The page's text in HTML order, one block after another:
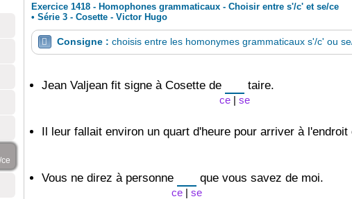
Exercice 1418 - Homophones grammaticaux - Choisir entre s'/c' et se/ce
• Série 3 - Cosette - Victor Hugo
 Consigne : choisis entre les homonymes grammaticaux s'/c' ou
Jean Valjean fit signe à Cosette de
ce | se
taire.
Il leur fallait environ un quart d'heure pour arriver à l'endroit
Vous ne direz à personne
ce | se
que vous savez de moi.